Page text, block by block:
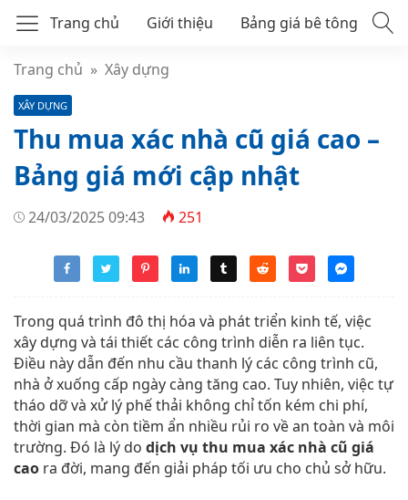
Trang chủ Giới thiệu Bảng giá bê tông
Bê tông thương phẩm
Trang chủ » Xây dựng
XÂY DỰNG
Thu mua xác nhà cũ giá cao –
Bảng giá mới cập nhật
24/03/2025 09:43 251
Trong quá trình đô thị hóa và phát triển kinh tế, việc
xây dựng và tái thiết các công trình diễn ra liên tục.
Điều này dẫn đến nhu cầu thanh lý các công trình cũ,
nhà ở xuống cấp ngày càng tăng cao. Tuy nhiên, việc tự
tháo dỡ và xử lý phế thải không chỉ tốn kém chi phí,
thời gian mà còn tiềm ẩn nhiều rủi ro về an toàn và môi
trường. Đó là lý do dịch vụ thu mua xác nhà cũ giá
cao ra đời, mang đến giải pháp tối ưu cho chủ sở hữu.